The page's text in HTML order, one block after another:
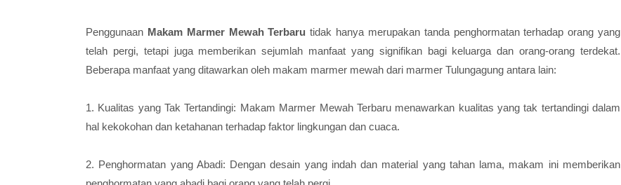
Penggunaan Makam Marmer Mewah Terbaru tidak hanya merupakan tanda penghormatan terhadap orang yang
telah pergi, tetapi juga memberikan sejumlah manfaat yang signifikan bagi keluarga dan orang-orang terdekat.
Beberapa manfaat yang ditawarkan oleh makam marmer mewah dari marmer Tulungagung antara lain:
1. Kualitas yang Tak Tertandingi: Makam Marmer Mewah Terbarumenawarkan kualitas yang tak tertandingi dalam
hal kekokohan dan ketahanan terhadap faktor lingkungan dan cuaca.
2. Penghormatan yang Abadi: Dengan desain yang indah dan material yang tahan lama, makam ini memberikan